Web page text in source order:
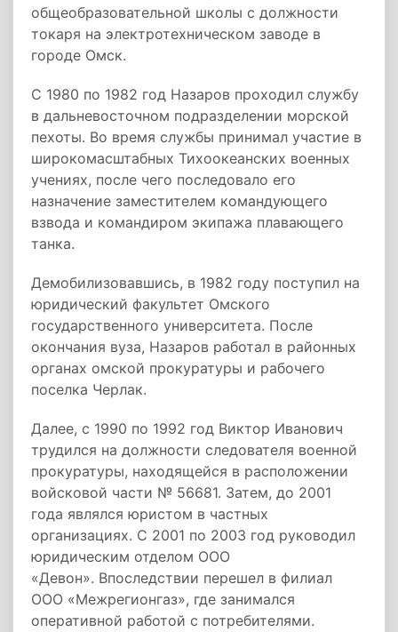
общеобразовательной школы с должности
токаря на электротехническом заводе в
городе Омск.
С 1980 по 1982 год Назаров проходил службу
в дальневосточном подразделении морской
пехоты. Во время службы принимал участие в
широкомасштабных Тихоокеанских военных
учениях, после чего последовало его
назначение заместителем командующего
взвода и командиром экипажа плавающего
танка.
Демобилизовавшись, в 1982 году поступил на
юридический факультет Омского
государственного университета. После
окончания вуза, Назаров работал в районных
органах омской прокуратуры и рабочего
поселка Черлак.
Далее, с 1990 по 1992 год Виктор Иванович
трудился на должности следователя военной
прокуратуры, находящейся в расположении
войсковой части № 56681. Затем, до 2001
года являлся юристом в частных
организациях. С 2001 по 2003 год руководил
юридическим отделом ООО
«Девон». Впоследствии перешел в филиал
ООО «Межрегионгаз», где занимался
оперативной работой с потребителями.